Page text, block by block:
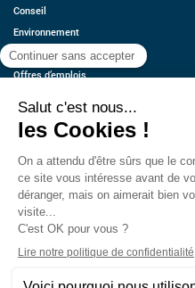
Conseil
Environnement
Économie
Offres d’emplois
Contact
Estimez votre voiture
Mentions légales
CGU